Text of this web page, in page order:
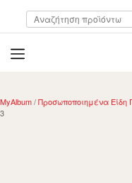
Αναζήτηση
για:
open
MyAlbum/Προσωποποιημένα Είδη
3